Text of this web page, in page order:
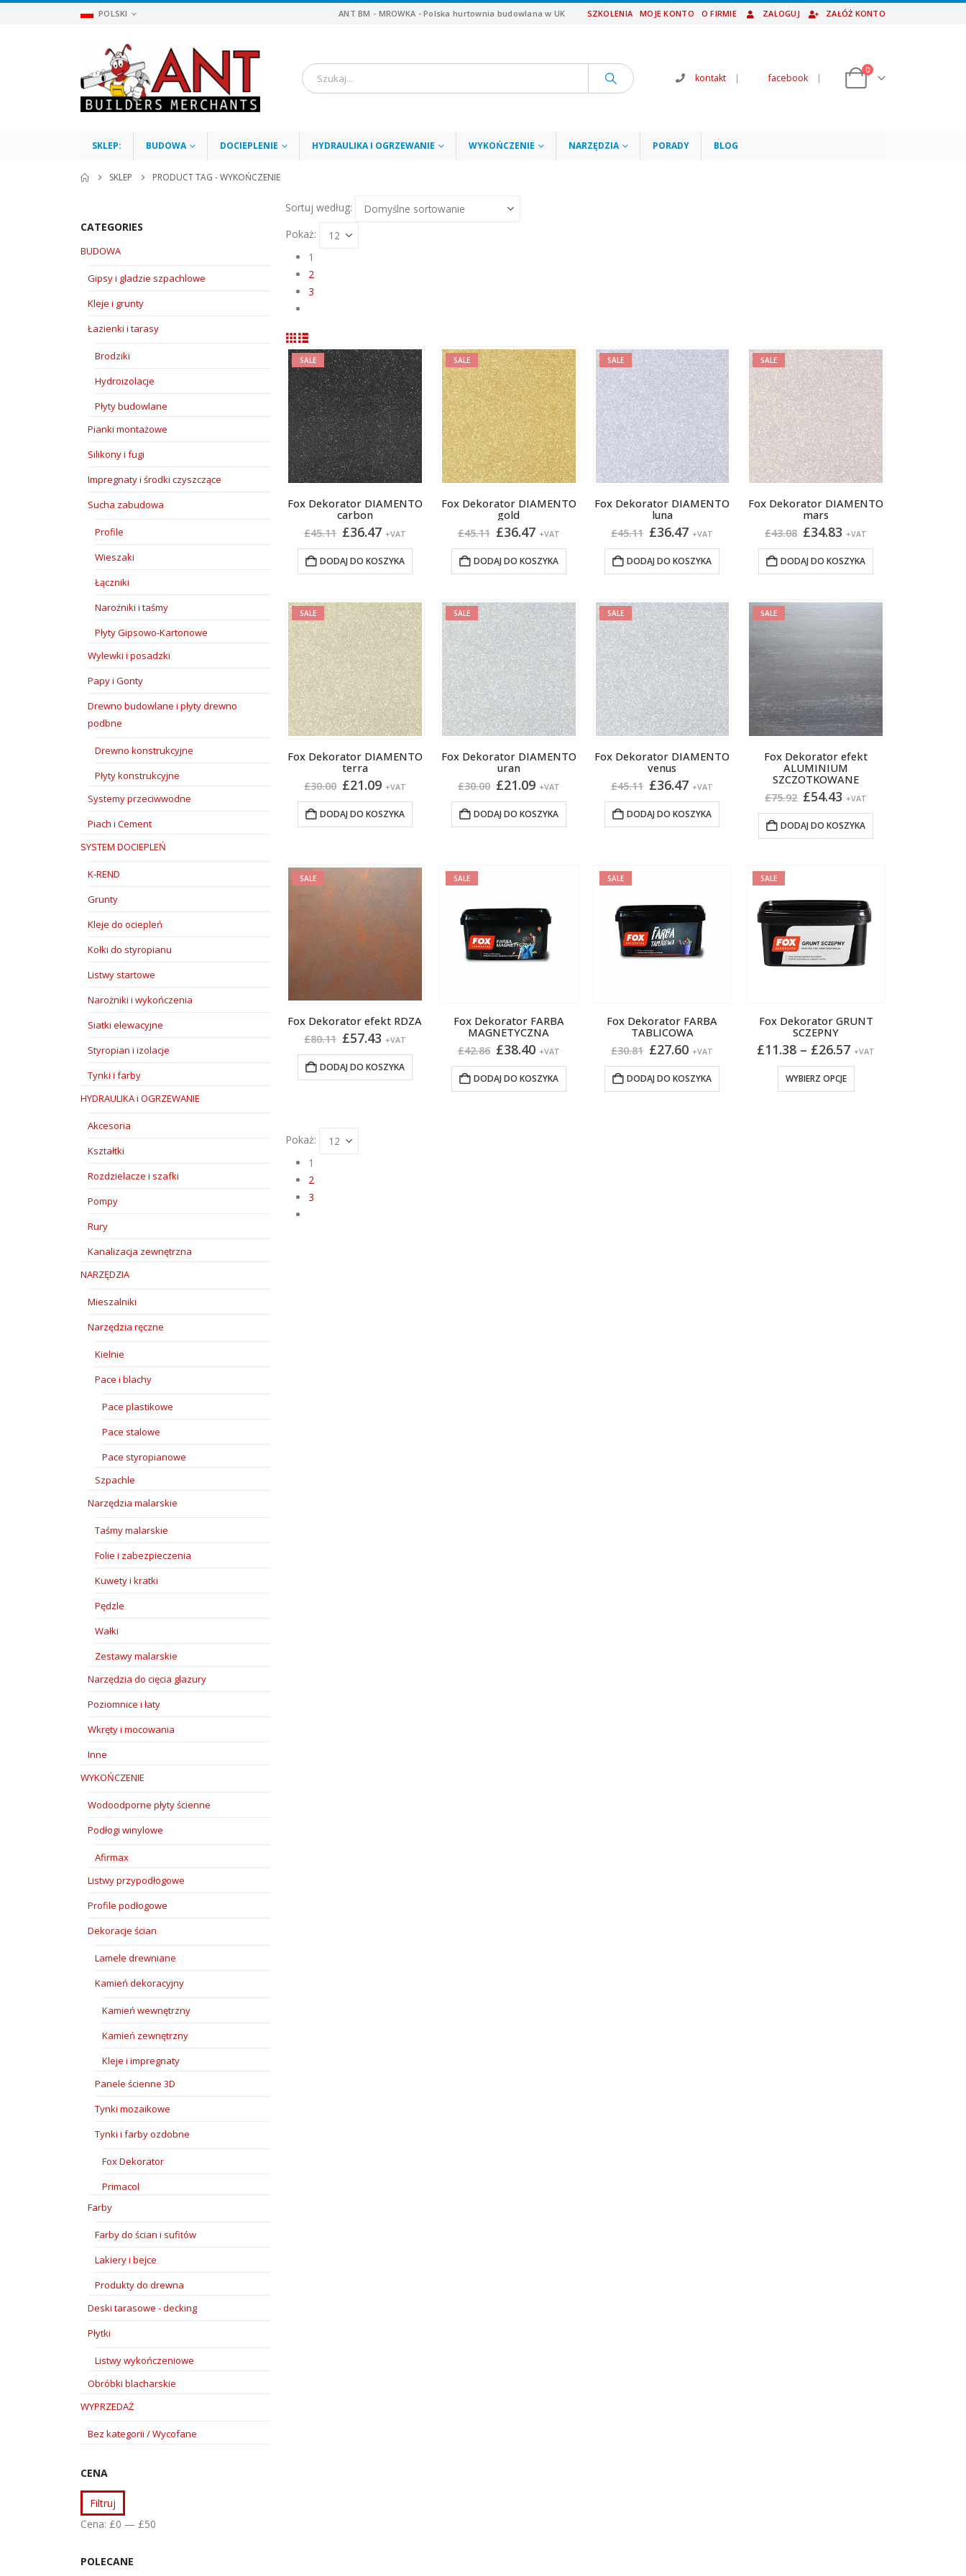
POLSKI ANT BM - MROWKA - Polska hurtownia budowlana w UK SZKOLENIA MOJE KONTO O FIRMIE ZALOGUJ ZAŁÓŻ KONTO
kontakt | facebook |
0
SKLEP: BUDOWA DOCIEPLENIE HYDRAULIKA I OGRZEWANIE WYKOŃCZENIE NARZĘDZIA PORADY BLOG
SKLEP PRODUCT TAG -WYKOŃCZENIE
Sortuj według:
Pokaż:
1
2
3
SALE
Fox Dekorator DIAMENTO
carbon
£45.11 Pierwotna
cena
wynosiła:
£45.11.
£36.47Aktualna
cena
wynosi:
£36.47.
+VAT
DODAJ DO KOSZYKA
SALE
Fox Dekorator DIAMENTO
gold
£45.11 Pierwotna
cena
wynosiła:
£45.11.
£36.47Aktualna
cena
wynosi:
£36.47.
+VAT
DODAJ DO KOSZYKA
SALE
Fox Dekorator DIAMENTO
luna
£45.11 Pierwotna
cena
wynosiła:
£45.11.
£36.47Aktualna
cena
wynosi:
£36.47.
+VAT
DODAJ DO KOSZYKA
SALE
Fox Dekorator DIAMENTO
mars
£43.08 Pierwotna
cena
wynosiła:
£43.08.
£34.83 Aktualna
cena
wynosi:
£34.83.
+VAT
DODAJ DO KOSZYKA
SALE
Fox Dekorator DIAMENTO
terra
£30.00 Pierwotna
cena
wynosiła:
£30.00.
£21.09Aktualna
cena
wynosi:
£21.09.
+VAT
DODAJ DO KOSZYKA
SALE
Fox Dekorator DIAMENTO
uran
£30.00 Pierwotna
cena
wynosiła:
£30.00.
£21.09Aktualna
cena
wynosi:
£21.09.
+VAT
DODAJ DO KOSZYKA
SALE
Fox Dekorator DIAMENTO
venus
£45.11 Pierwotna
cena
wynosiła:
£45.11.
£36.47Aktualna
cena
wynosi:
£36.47.
+VAT
DODAJ DO KOSZYKA
SALE
Fox Dekorator efekt
ALUMINIUM
SZCZOTKOWANE
£75.92 Pierwotna
cena
wynosiła:
£75.92.
£54.43 Aktualna
cena
wynosi:
£54.43.
+VAT
DODAJ DO KOSZYKA
SALE
Fox Dekorator efekt RDZA
£80.11 Pierwotna
cena
wynosiła:
£80.11.
£57.43Aktualna
cena
wynosi:
£57.43.
+VAT
DODAJ DO KOSZYKA
SALE
Fox Dekorator FARBA
MAGNETYCZNA
£42.86 Pierwotna
cena
wynosiła:
£42.86.
£38.40Aktualna
cena
wynosi:
£38.40.
+VAT
DODAJ DO KOSZYKA
SALE
Fox Dekorator FARBA
TABLICOWA
£30.81 Pierwotna
cena
wynosiła:
£30.81.
£27.60Aktualna
cena
wynosi:
£27.60.
+VAT
DODAJ DO KOSZYKA
SALE
Fox Dekorator GRUNT
SCZEPNY
£11.38 – £26.57Zakres
cen:
£11.38
+VAT
WYBIERZ OPCJE
produkt
Pokaż:
1
2
3
CATEGORIES
BUDOWA
Gipsy i gladzie szpachlowe
Kleje i grunty
Łazienki i tarasy
Brodziki
Hydroizolacje
Płyty budowlane
Pianki montażowe
Silikony i fugi
Impregnaty i środki czyszczące
Sucha zabudowa
Profile
Wieszaki
Łączniki
Narożniki i taśmy
Płyty Gipsowo-Kartonowe
Wylewki i posadzki
Papy i Gonty
Drewno budowlane i płyty drewno
podbne
Drewno konstrukcyjne
Płyty konstrukcyjne
Systemy przeciwwodne
Piach i Cement
SYSTEM DOCIEPLEŃ
K-REND
Grunty
Kleje do ociepleń
Kołki do styropianu
Listwy startowe
Narożniki i wykończenia
Siatki elewacyjne
Styropian i izolacje
Tynki i farby
HYDRAULIKA i OGRZEWANIE
Akcesoria
Kształtki
Rozdzielacze i szafki
Pompy
Rury
Kanalizacja zewnętrzna
NARZĘDZIA
Mieszalniki
Narzędzia ręczne
Kielnie
Pace i blachy
Pace plastikowe
Pace stalowe
Pace styropianowe
Szpachle
Narzędzia malarskie
Taśmy malarskie
Folie i zabezpieczenia
Kuwety i kratki
Pędzle
Wałki
Zestawy malarskie
Narzędzia do cięcia glazury
Poziomnice i łaty
Wkręty i mocowania
Inne
WYKOŃCZENIE
Wodoodporne płyty ścienne
Podłogi winylowe
Afirmax
Listwy przypodłogowe
Profile podłogowe
Dekoracje ścian
Lamele drewniane
Kamień dekoracyjny
Kamień wewnętrzny
Kamień zewnętrzny
Kleje i impregnaty
Panele ścienne 3D
Tynki mozaikowe
Tynki i farby ozdobne
Fox Dekorator
Primacol
Farby
Farby do ścian i sufitów
Lakiery i bejce
Produkty do drewna
Deski tarasowe - decking
Płytki
Listwy wykończeniowe
Obróbki blacharskie
WYPRZEDAŻ
Bez kategorii / Wycofane
CENA
Cena
min
Cena
max
Filtruj
Cena: £0 — £50
POLECANE